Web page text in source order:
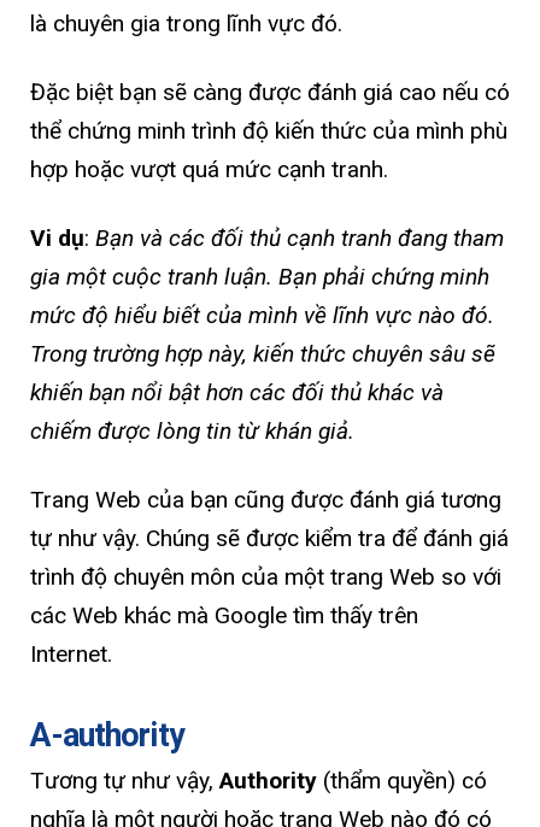
là chuyên gia trong lĩnh vực đó.
Đặc biệt bạn sẽ càng được đánh giá cao nếu có
thể chứng minh trình độ kiến thức của mình phù
hợp hoặc vượt quá mức cạnh tranh.
Vi dụ: Bạn và các đối thủ cạnh tranh đang tham
gia một cuộc tranh luận. Bạn phải chứng minh
mức độ hiểu biết của mình về lĩnh vực nào đó.
Trong trường hợp này, kiến thức chuyên sâu sẽ
khiến bạn nổi bật hơn các đối thủ khác và
chiếm được lòng tin từ khán giả.
Trang Web của bạn cũng được đánh giá tương
tự như vậy. Chúng sẽ được kiểm tra để đánh giá
trình độ chuyên môn của một trang Web so với
các Web khác mà Google tìm thấy trên
Internet.
A-authority
Tương tự như vậy,Authority (thẩm quyền) có
nghĩa là một người hoặc trang Web nào đó có